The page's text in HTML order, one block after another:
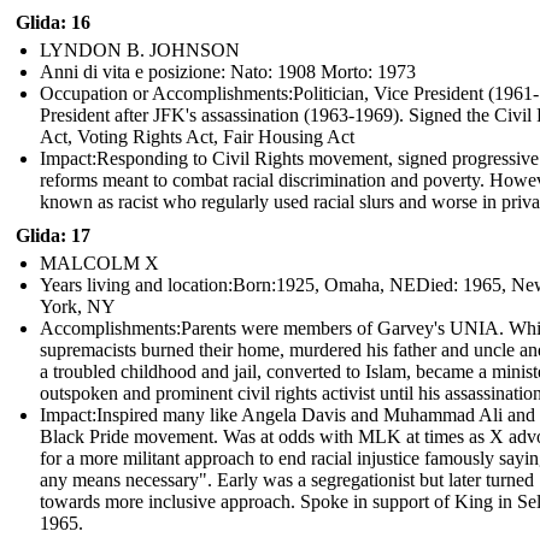
Glida: 16
LYNDON B. JOHNSON
Anni di vita e posizione: Nato: 1908 Morto: 1973
Occupation or Accomplishments: Politician, Vice President
President after JFK's assassination (1963-1969). Signed the Civil
Act, Voting Rights Act, Fair Housing Act
Impact: Responding to Civil Rights movement, signed progressive
reforms meant to combat racial discrimination and poverty.
known as racist who regularly used racial slurs and worse in
Glida: 17
MALCOLM X
Years living and location:Born:1925, Omaha, NEDied: 1965,
York, NY
Accomplishments: Parents were members of Garvey's UNIA.
supremacists burned their home, murdered his father and uncle
a troubled childhood and jail, converted to Islam, became a
outspoken and prominent civil rights activist until his
Impact: Inspired many like Angela Davis and Muhammad Ali and
Black Pride movement. Was at odds with MLK at times as X
for a more militant approach to end racial injustice famously
any means necessary". Early was a segregationist but later turned
towards more inclusive approach. Spoke in support of King in
1965.